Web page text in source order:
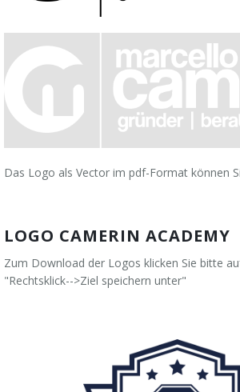
Das Logo als Vector im pdf-Format können
LOGO CAMERIN ACADEMY
Zum Download der Logos klicken Sie bitte
"Rechtsklick-->Ziel speichern unter"